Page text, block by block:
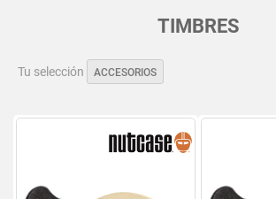
TIMBRES
Tu selección ACCESORIOS